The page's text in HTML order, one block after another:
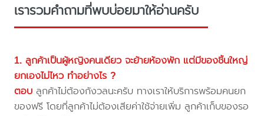
เรารวมคำถามที่พบบ่อยมาให้อ่านครับ
1. ลูกค้าเป็นผู้หญิงคนเดียว จะย้ายห้องพัก แต่มีของชิ้นใหญ่
ยกเองไม่ไหว ทำอย่างไร ?
ตอบ ลูกค้าไม่ต้องกังวลนะครับ ทางเราให้บริการพร้อมคนยก
ของฟรี โดยที่ลูกค้าไม่ต้องเสียค่าใช้จ่ายเพิ่ม ลูกค้าเก็บของรอ